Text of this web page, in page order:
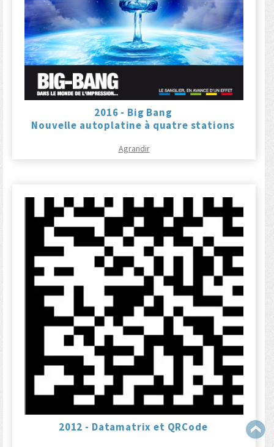
2016 - Big Bang
Nouvelle autoplatine à quatre stations
Agrandir
2012 - Datamatrix et QRCode